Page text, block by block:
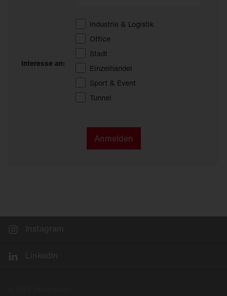
Interesse an:
Industrie & Logistik
Office
Stadt
Einzelhandel
Sport & Event
Tunnel
Anmelden
Instagram
LinkedIn